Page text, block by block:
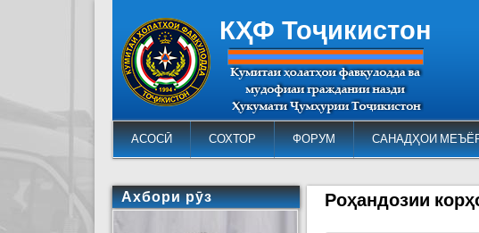
КҲФ Тоҷикистон
АСОСӢ СОХТОР ФОРУМ САНАДҲОИ
Роҳандозии
Ахбори рӯз